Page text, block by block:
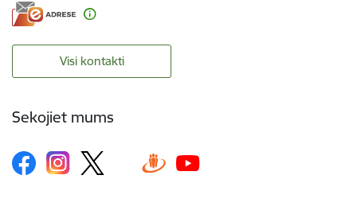
Visi kontakti
Sekojiet mums